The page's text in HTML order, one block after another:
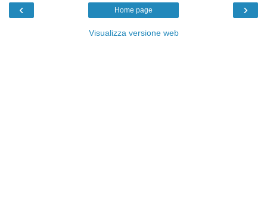
‹ ›
Home page
Visualizza versione web